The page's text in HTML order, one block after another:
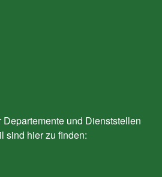
und Dienststellen
sind hier zu finden: